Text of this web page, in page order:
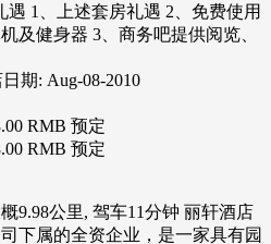
1、上述套房礼遇 2、免费使用
及健身器 3、商务吧提供阅览、
期: Aug-08-2010
RMB 预定
RMB 预定
9.98公里, 驾车11分钟 丽轩酒店
下属的全资企业，是一家具有园